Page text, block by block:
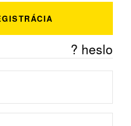
? heslo